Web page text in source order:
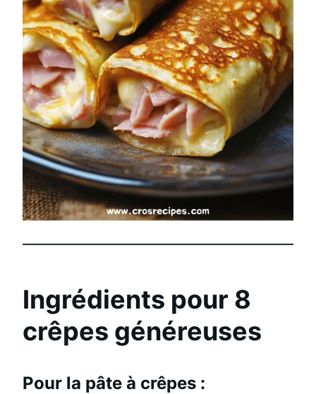
Ingrédients pour 8
crêpes généreuses
Pour la pâte à crêpes :